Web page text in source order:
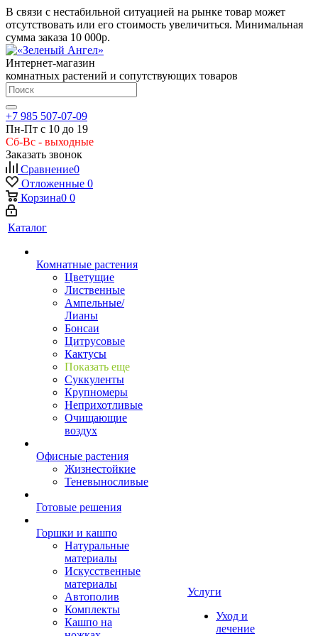
В связи с нестабильной ситуацией на рынке товар может
отсутствовать или его стоимость увеличиться. Минимальная
сумма заказа 10 000р.
Интернет-магазин
комнатных растений и сопутствующих товаров
+7 985 507-07-09
Пн-Пт с 10 до 19
Сб-Вс - выходные
Заказать звонок
Сравнение0
Отложенные 0
Корзина0 0
Каталог
Комнатные растения
Цветущие
Лиственные
Ампельные/
Лианы
Бонсаи
Цитрусовые
Кактусы
Показать еще
Суккуленты
Крупномеры
Неприхотливые
Очищающие
воздух
Офисные растения
Жизнестойкие
Теневыносливые
Готовые решения
Горшки и кашпо
Натуральные
материалы
Искусственные
материалы
Автополив
Комплекты
Кашпо на
Услуги
Уход и
лечение